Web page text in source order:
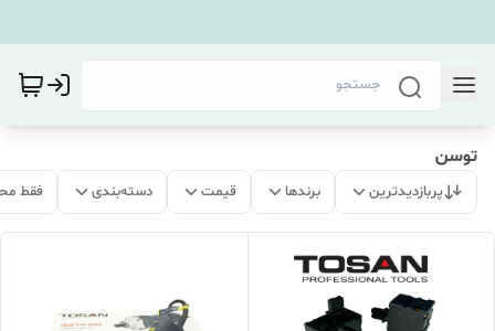
توسن
پربازدیدترین برندها قیمت دسته‌بندی فقط